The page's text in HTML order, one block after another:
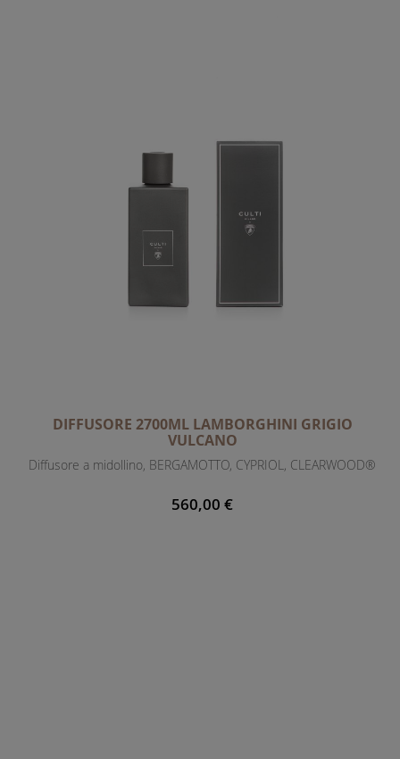
DIFFUSORE 2700ML LAMBORGHINI GRIGIO
VULCANO
Diffusore a midollino, BERGAMOTTO, CYPRIOL, CLEARWOOD®
560,00 €